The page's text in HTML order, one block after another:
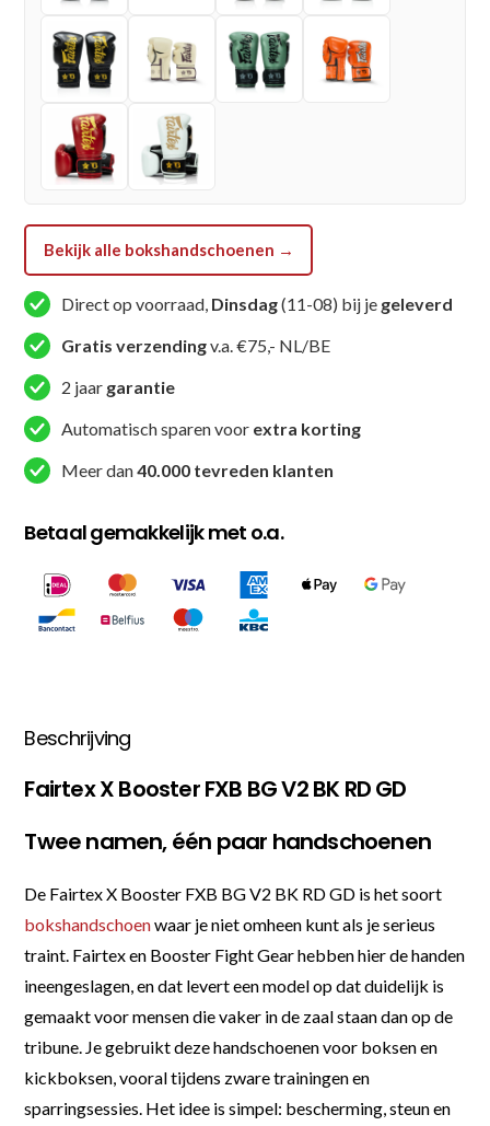
Bekijk alle bokshandschoenen →
Direct op voorraad, Dinsdag(11-08) bij je geleverd
Gratis verzendingv.a. €75,- NL/BE
2 jaar garantie
Automatisch sparen voor extra korting
Meer dan40.000 tevreden klanten
Betaal gemakkelijk met o.a.
Beschrijving
Fairtex X Booster FXB BG V2 BK RD GD
Twee namen, één paar handschoenen
De Fairtex X Booster FXB BG V2 BK RD GD is het soort
bokshandschoenwaar je niet omheen kunt als je serieus
traint. Fairtex en Booster Fight Gear hebben hier de handen
ineengeslagen, en dat levert een model op dat duidelijk is
gemaakt voor mensen die vaker in de zaal staan dan op de
tribune. Je gebruikt deze handschoenen voor boksen en
kickboksen, vooral tijdens zware trainingen en
sparringsessies. Het idee is simpel: bescherming, steun en